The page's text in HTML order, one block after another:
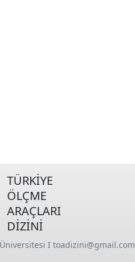
TÜRKİYE
ÖLÇME
ARAÇLARI
DİZİNİ
I toadizini@gmail.com